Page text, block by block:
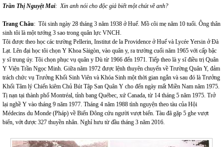
Trần Thị Nguyệt Mai: Xin anh nói cho độc giả biết một chút về anh?
Trang Châu: Tôi sinh ngày 28 tháng 3 năm 1938 ở Huế. Mồ côi mẹ năm 10 tuổi. Ông thân
sinh tôi là một tướng 3 sao trong quân lực VNCH.
Tôi được theo học các trường Pellerin, Institut de la Providence ở Huế và Lycée Yersin ở Đà
Lạt. Lên đại học tôi chọn Y Khoa Sàigòn, vào quân y, ra trường cuối năm 1965 với cấp bậc
y sĩ trung úy. Tôi chọn phục vụ quân y Dù từ 1966 đến 1971. Tiếp theo là y sĩ điều trị Quân
Y Viện Trần Ngọc Minh. Giữa năm 1972 được lệnh thuyên chuyển về Trường Quân Y, đảm
trách chức vụ Trưởng Khối Sinh Viên và Khóa Sinh một thời gian ngắn và sau đó là Trưởng
Khối Tâm lý Chiến kiêm Chủ Bút Tập San Quân Y cho đến ngày mất Miền Nam năm 1975.
Tị nạn tại thành phố Montréal, tỉnh bang Québec, xứ Canada, từ 14 tháng 5 năm 1975. Trở
lại nghề Y vào tháng 9 năm 1977. Tháng 4 năm 1988 tình nguyện theo tàu của Hội
Médecins du Monde (Pháp) về Biển Đông cứu người vượt biển. Tàu đã gặp 5 ghe vượt
biển, vớt được 327 thuyền nhân. Nghỉ hưu từ đầu tháng 3 năm 2016.